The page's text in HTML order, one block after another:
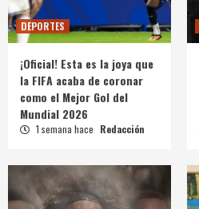
DEPORTES
¡Oficial! Esta es la joya que
la FIFA acaba de coronar
como el Mejor Gol del
Mundial 2026
1 semana hace Redacción